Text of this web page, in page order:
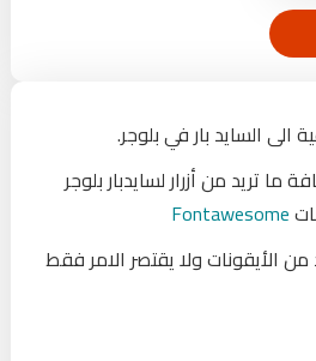
الى السايد بار في بلوجر.
تريد من أزرار لسايدبار بلوجر
Fontawesome
الأيقونات ولا يقتصر الامر فقط